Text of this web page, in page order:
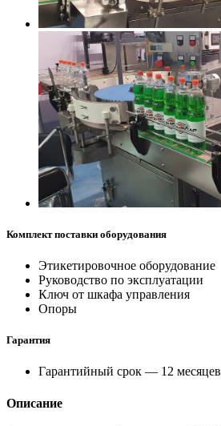
Комплект поставки оборудования
Этикетировочное оборудование
Руководство по эксплуатации
Ключ от шкафа управления
Опоры
Гарантия
Гарантийный срок — 12 месяцев
Описание